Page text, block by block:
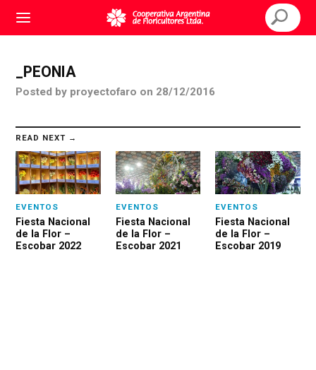
_PEONIA
Posted by proyectofaro on 28/12/2016
READ NEXT →
EVENTOS
Fiesta Nacional
de la Flor –
Escobar 2022
EVENTOS
Fiesta Nacional
de la Flor –
Escobar 2021
EVENTOS
Fiesta Nacional
de la Flor –
Escobar 2019